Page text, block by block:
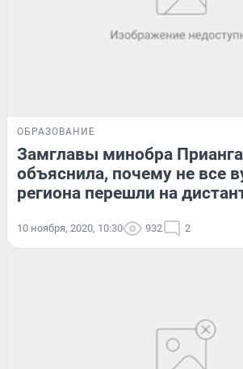
ОБРАЗОВАНИЕ
Замглавы минобра
объяснила, почему не все
региона перешли на
10 ноября, 2020, 10:30 932 2